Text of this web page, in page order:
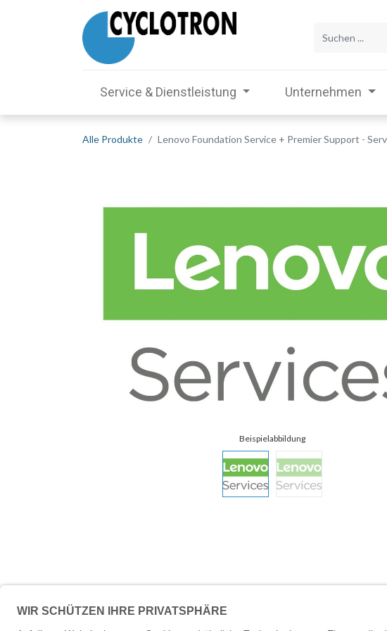
Service & Dienstleistung Unternehmen
Alle Produkte Lenovo Foundation Service + Premier Support -
Beschreibung